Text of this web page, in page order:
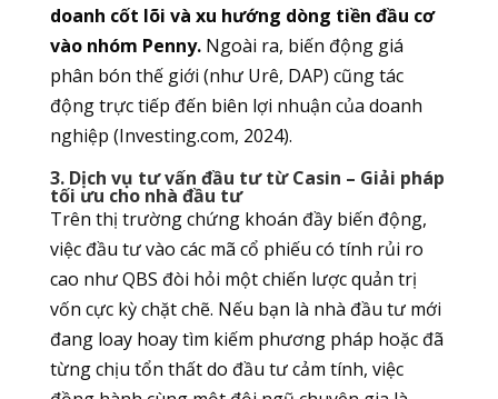
doanh cốt lõi và xu hướng dòng tiền đầu cơ
vào nhóm Penny.Ngoài ra, biến động giá
phân bón thế giới (như Urê, DAP) cũng tác
động trực tiếp đến biên lợi nhuận của doanh
nghiệp (Investing.com, 2024).
3. Dịch vụ tư vấn đầu tư từ Casin – Giải pháp
tối ưu cho nhà đầu tư
Trên thị trường chứng khoán đầy biến động,
việc đầu tư vào các mã cổ phiếu có tính rủi ro
cao như QBS đòi hỏi một chiến lược quản trị
vốn cực kỳ chặt chẽ. Nếu bạn là nhà đầu tư mới
đang loay hoay tìm kiếm phương pháp hoặc đã
từng chịu tổn thất do đầu tư cảm tính, việc